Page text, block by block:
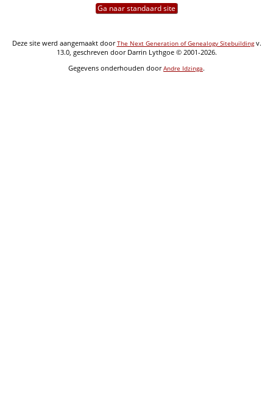
Ga naar standaard site
Deze site werd aangemaakt doorThe Next Generation of Genealogy Sitebuildingv.
13.0, geschreven door Darrin Lythgoe © 2001-2026.
Gegevens onderhouden doorAndre Idzinga.